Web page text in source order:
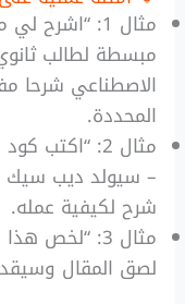
مثال 1:
مبسطة لطالب
الاصطناعي شرحا
المحددة.
شرح لكيفية عمله.
لصق المقال